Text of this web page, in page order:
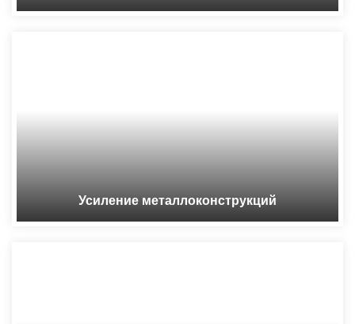
Усиление металлоконструкций